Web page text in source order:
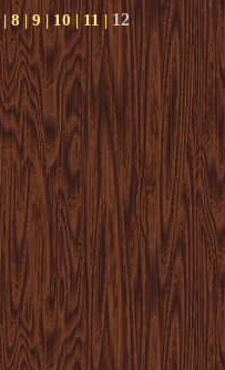
| 8| 9| 10|11 | 12